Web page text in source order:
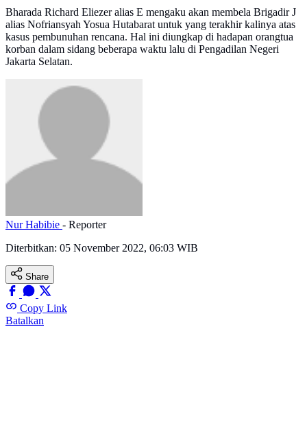
Bharada Richard Eliezer alias E mengaku akan membela Brigadir J
alias Nofriansyah Yosua Hutabarat untuk yang terakhir kalinya atas
kasus pembunuhan rencana. Hal ini diungkap di hadapan orangtua
korban dalam sidang beberapa waktu lalu di Pengadilan Negeri
Jakarta Selatan.
Nur Habibie - Reporter
Diterbitkan: 05 November 2022, 06:03 WIB
Share
Copy Link
Batalkan